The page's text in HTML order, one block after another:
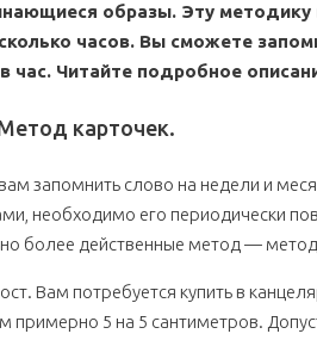
образы. Эту
часов. Вы сможете
час. Читайте подробное
карточек.
запомнить слово на недели и
необходимо его периодически
более действенные метод —
Вам потребуется купить в
примерно 5 на 5 сантиметров.